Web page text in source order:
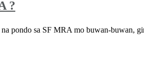
?
pondo sa SF MRA mo buwan-buwan,